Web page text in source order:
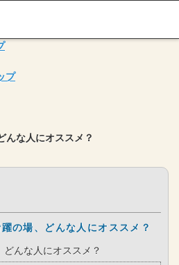
プ
んな人にオススメ？
の場、どんな人にオススメ？
んな人にオススメ？